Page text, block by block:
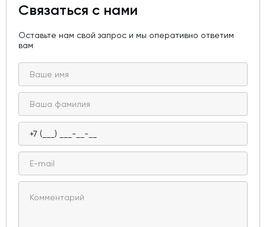
Связаться с нами
Оставьте нам свой запрос и мы оперативно ответим
вам